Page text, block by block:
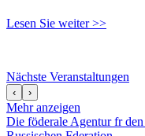
Lesen Sie weiter >>
Nächste Veranstaltungen
‹ ›
Mehr anzeigen
Die föderale Agentur fr